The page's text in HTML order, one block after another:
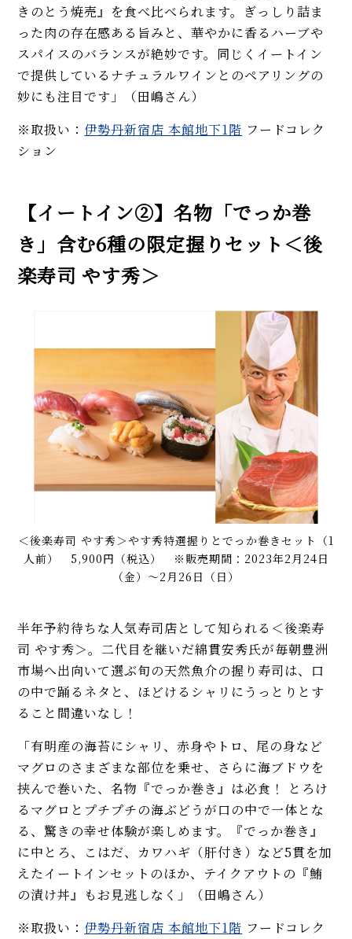
きのとう焼売』を食べ比べられます。ぎっしり詰ま
った肉の存在感ある旨みと、華やかに香るハーブや
スパイスのバランスが絶妙です。同じくイートイン
で提供しているナチュラルワインとのペアリングの
妙にも注目です」（田嶋さん）
※取扱い： 伊勢丹新宿店 本館地下1階 フードコレク
ション
【イートイン②】名物「でっか巻
き」含む6種の限定握りセット＜後
楽寿司 やす秀＞
＜後楽寿司 やす秀＞やす秀特選握りとでっか巻きセット（1
人前） 5,900円（税込） ※販売期間：2023年2月24日
（金）〜2月26日（日）
半年予約待ちな人気寿司店として知られる＜後楽寿
司 やす秀＞。二代目を継いだ綿貫安秀氏が毎朝豊洲
市場へ出向いて選ぶ旬の天然魚介の握り寿司は、口
の中で踊るネタと、ほどけるシャリにうっとりとす
ること間違いなし！
「有明産の海苔にシャリ、赤身やトロ、尾の身など
マグロのさまざまな部位を乗せ、さらに海ブドウを
挟んで巻いた、名物『でっか巻き』は必食！ とろけ
るマグロとプチプチの海ぶどうが口の中で一体とな
る、驚きの幸せ体験が楽しめます。『でっか巻き』
に中とろ、こはだ、カワハギ（肝付き）など5貫を加
えたイートインセットのほか、テイクアウトの『鮪
の漬け丼』もお見逃しなく」（田嶋さん）
※取扱い： 伊勢丹新宿店 本館地下1階 フードコレク